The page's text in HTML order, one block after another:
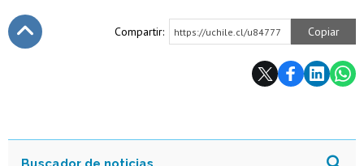
Compartir: https://uchile.cl/u84777 Copiar